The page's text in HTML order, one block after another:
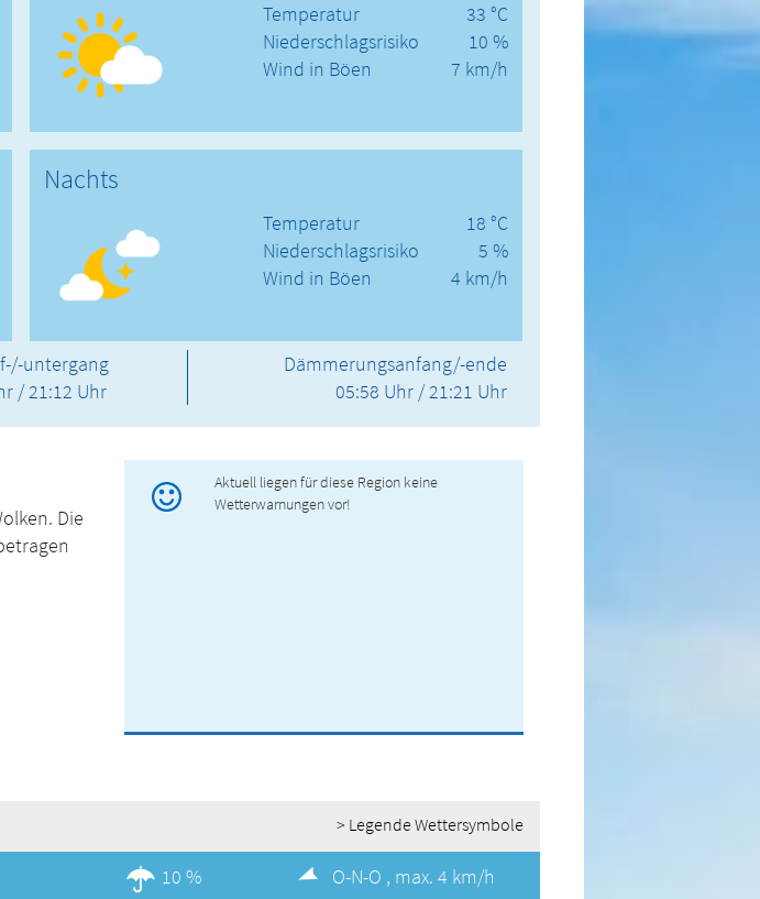
Temperatur
Niederschlagsrisiko
Wind in Böen
33 °C
10 %
7 km/h
Nachts
Temperatur
Niederschlagsrisiko
Wind in Böen
18 °C
5 %
4 km/h
untergang
/ 21:12 Uhr
Dämmerungsanfang/-ende
05:58 Uhr / 21:21 Uhr
Die
Aktuell liegen für diese Region keine
Wetterwarnungen vor!
> Legende Wettersymbole
10 % O-N-O , max. 4 km/h